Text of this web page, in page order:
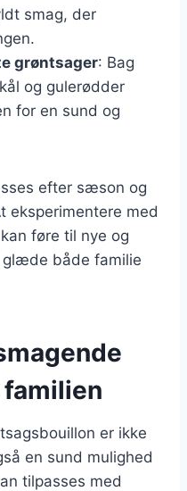
smag, der
grøntsager: Bag
og gulerødder
for en sund og
efter sæson og
eksperimentere med
føre til nye og
både familie
er ikke
en sund mulighed
tilpasses med